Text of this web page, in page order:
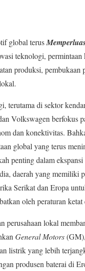
global terus
teknologi,
produksi,
terutama di sektor
Volkswagen berfokus
dan konektivitas.
global yang terus
penting dalam
daerah yang memiliki
Serikat dan Eropa
oleh peraturan
perusahaan lokal
General Motors
listrik yang lebih
produsen baterai di